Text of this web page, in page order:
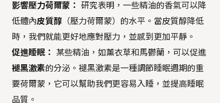
影響壓力荷爾蒙： 研究表明，一些精油的香氣可以降
低體內皮質醇 （壓力荷爾蒙）的水平。當皮質醇降低
時，我們就能更好地應對壓力，並感到更加平靜。
促進睡眠：
某些精油，如薰衣草和馬鬱蘭，可以促進
褪黑激素的分泌。褪黑激素是一種調節睡眠週期的重
要荷爾蒙，它可以幫助我們更容易入睡，並提高睡眠
品質。